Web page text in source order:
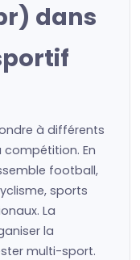
dans
à différents
En
football,
sports
La
la
multi-sport.